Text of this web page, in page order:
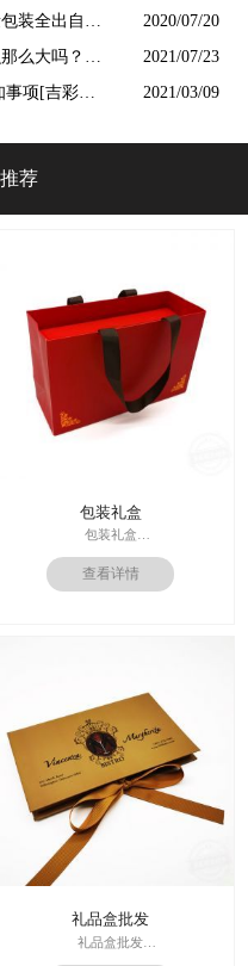
装全出自于
2020/07/20
么大吗？
2021/07/23
2021/03/09
荐
包装礼盒
包装礼盒
印刷技术： 专色印刷
面纸：特种纸
内材料：1500克灰板
周期：签订合同确认样板后7-15个工
作日
查看详情
礼品盒批发
礼品盒批发
印刷技术： 专色印刷